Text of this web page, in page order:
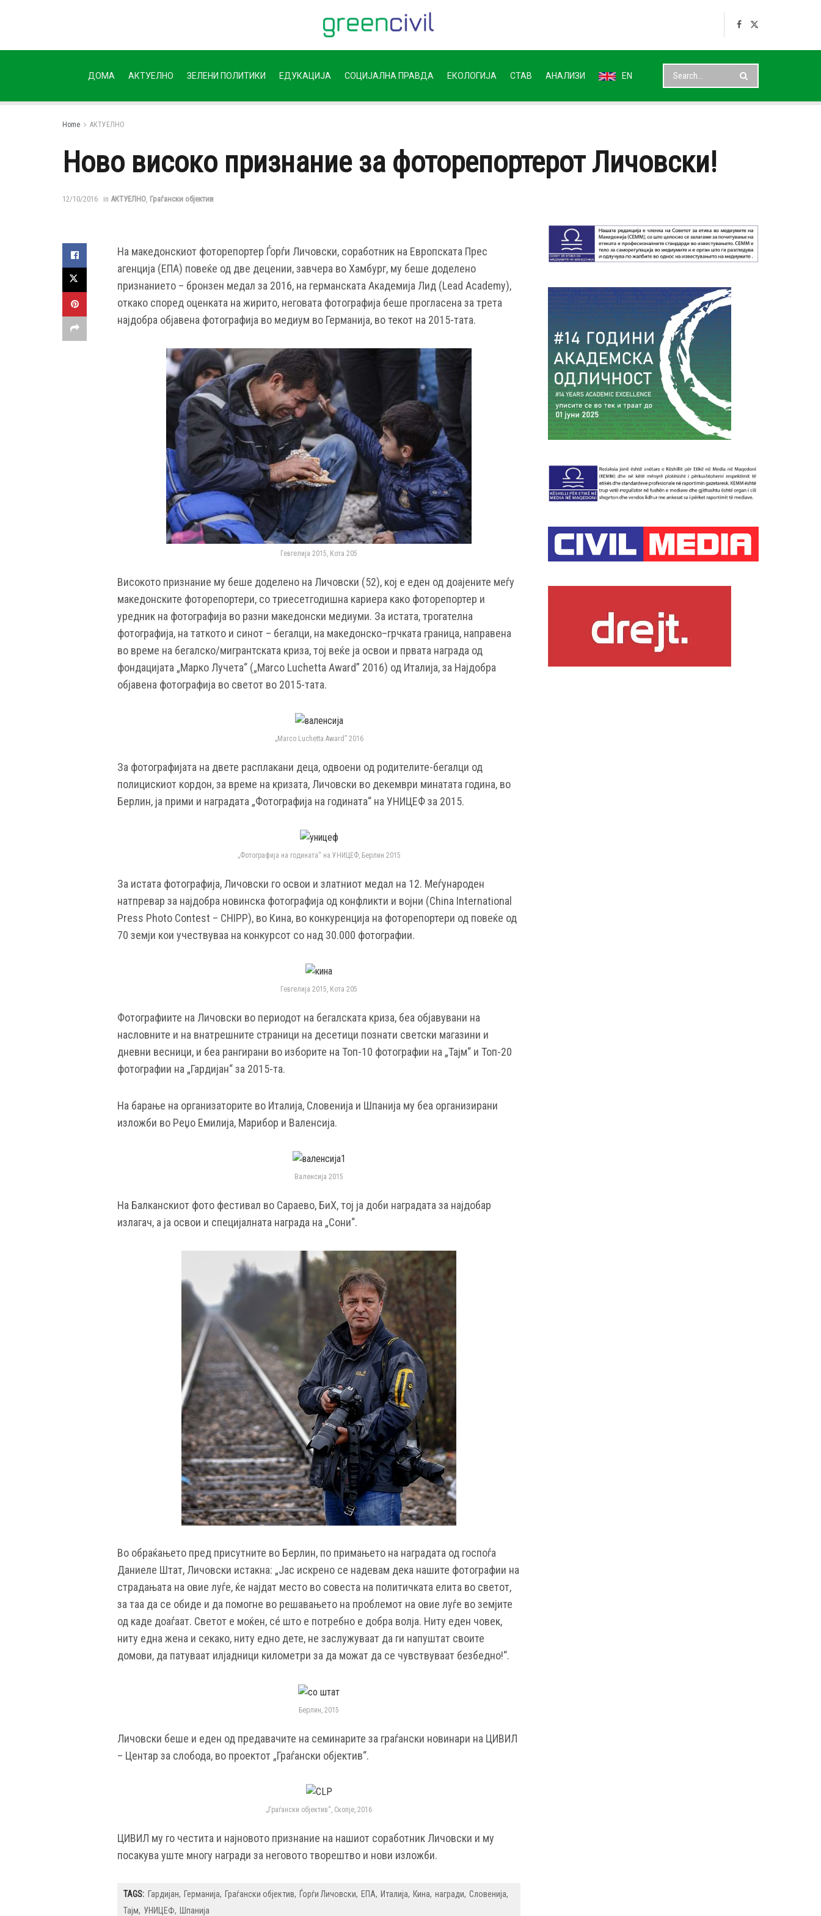
ДОМА АКТУЕЛНО ЗЕЛЕНИ ПОЛИТИКИ ЕДУКАЦИЈА СОЦИЈАЛНА ПРАВДА ЕКОЛОГИЈА СТАВ АНАЛИЗИ EN
Home АКТУЕЛНО
Ново високо признание за фоторепортерот Личовски!
12/10/2016 in АКТУЕЛНО, Граѓански објектив
На македонскиот фоторепортер Ѓорѓи Личовски, соработник на Европската Прес
агенција (ЕПА) повеќе од две децении, завчера во Хамбург, му беше доделено
признанието – бронзен медал за 2016, на германската Академија Лид (Lead Academy),
откако според оценката на жирито, неговата фотографија беше прогласена за трета
најдобра објавена фотографија во медиум во Германија, во текот на 2015-тата.
Гевгелија 2015, Кота 205
Високото признание му беше доделено на Личовски (52), кој е eден од доајените меѓу
македонските фоторепортери, со триесетгодишна кариера како фоторепортер и
уредник на фотографија во разни македонски медиуми. За истата, трогателна
фотографија, на таткото и синот – бегалци, на македонско–грчката граница, направена
во време на бегалско/мигрантската криза, тој веќе ја освои и првата награда од
фондацијата „Марко Лучета“ („Мarco Luchetta Award” 2016) од Италија, за Најдобра
објавена фотографија во светот во 2015-тата.
„Мarco Luchetta Award” 2016
За фотографијата на двете расплакани деца, одвоени од родителите-бегалци од
полицискиот кордон, за време на кризата, Личовски во декември минатата година, во
Берлин, ја прими и наградата „Фотографија на годината“ на УНИЦЕФ за 2015.
„Фотографија на годината“ на УНИЦЕФ, Берлин 2015
За истата фотографија, Личовски го освои и златниот медал на 12. Меѓународен
натпревар за најдобра новинска фотографија од конфликти и војни (China International
Press Photo Contest – CHIPP), во Кина, во конкуренција на фоторепортери од повеќе од
70 земји кои учествуваа на конкурсот со над 30.000 фотографии.
Гевгелија 2015, Кота 205
Фотографиите на Личовски во периодот на бегалската криза, беа објавувани на
насловните и на внатрешните страници на десетици познати светски магазини и
дневни весници, и беа рангирани во изборите на Топ-10 фотографии на „Тајм“ и Топ-20
фотографии на „Гардијан“ за 2015-та.
На барање на организаторите во Италија, Словенија и Шпанија му беа организирани
изложби во Реџо Емилија, Марибор и Валенсија.
Валенсија 2015
На Балканскиот фото фестивал во Сараево, БиХ, тој ја доби наградата за најдобар
излагач, а ја освои и специјалната награда на „Сони“.
Во обраќањето пред присутните во Берлин, по примањето на наградата од госпоѓа
Даниеле Штат, Личовски истакна: „Јас искрено се надевам дека нашите фотографии на
страдањата на овие луѓе, ќе најдат место во совеста на политичката елита во светот,
за таа да се обиде и да помогне во решавањето на проблемот на овие луѓе во земјите
од каде доаѓаат. Светот е моќен, сé што е потребно е добра волја. Ниту еден човек,
ниту една жена и секако, ниту едно дете, не заслужуваат да ги напуштат своите
домови, да патуваат илјадници километри за да можат да се чувствуваат безбедно!“.
Берлин, 2015
Личовски беше и еден од предавачите на семинарите за граѓански новинари на ЦИВИЛ
– Центар за слобода, во проектот „Граѓански објектив“.
„Граѓански објектив“, Скопје, 2016
ЦИВИЛ му го честита и најновото признание на нашиот соработник Личовски и му
посакува уште многу награди за неговото творештво и нови изложби.
TAGS: Гардијан Германија Граѓански објектив Ѓорѓи Личовски ЕПА Италија Кина награди Словенија
Тајм
УНИЦЕФ Шпанија